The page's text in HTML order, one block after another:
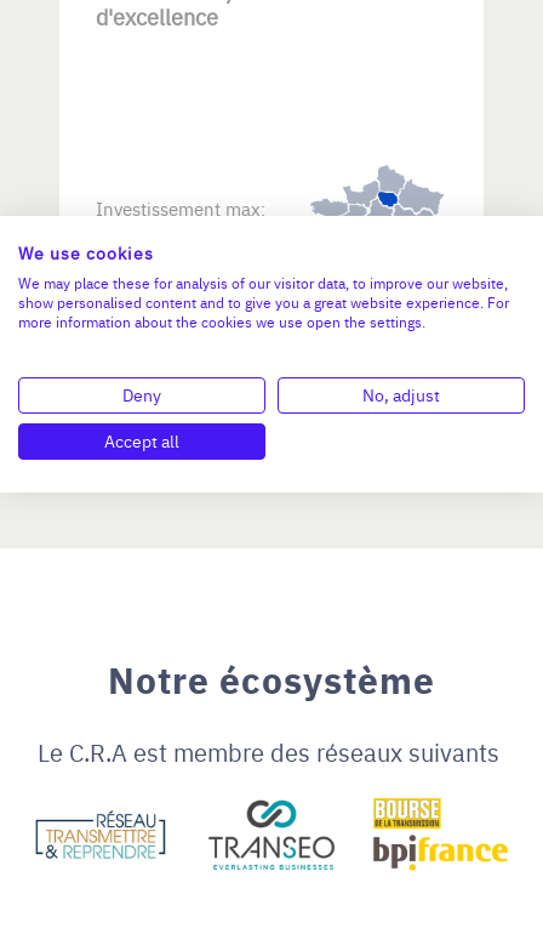
d'excellence
Investissement max:
N°47264
Notre écosystème
Le C.R.A est membre des réseaux suivants
We use cookies
We may place these for analysis of our visitor data, to improve our website,
show personalised content and to give you a great website experience. For
more information about the cookies we use open the settings.
Deny
No, adjust
Accept all